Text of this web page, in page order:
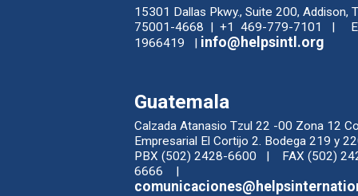
15301 Dallas Pkwy., Suite 200, Addison,
75001-4668 | +1 469-779-7101 |
1966419 | info@helpsintl.org
Guatemala
Calzada Atanasio Tzul 22 -00 Zona 12
Empresarial El Cortijo 2. Bodega 219
PBX (502) 2428-6600 | FAX (502)
6666 |